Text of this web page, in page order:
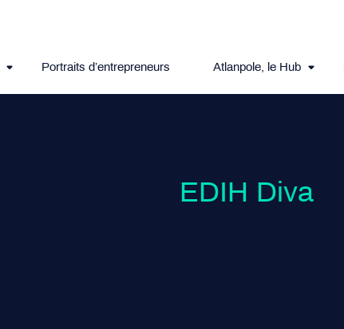
Portraits d’entrepreneurs Atlanpole, le Hub
EDIH Diva